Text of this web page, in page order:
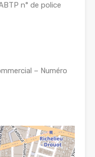
n° de police
– Numéro